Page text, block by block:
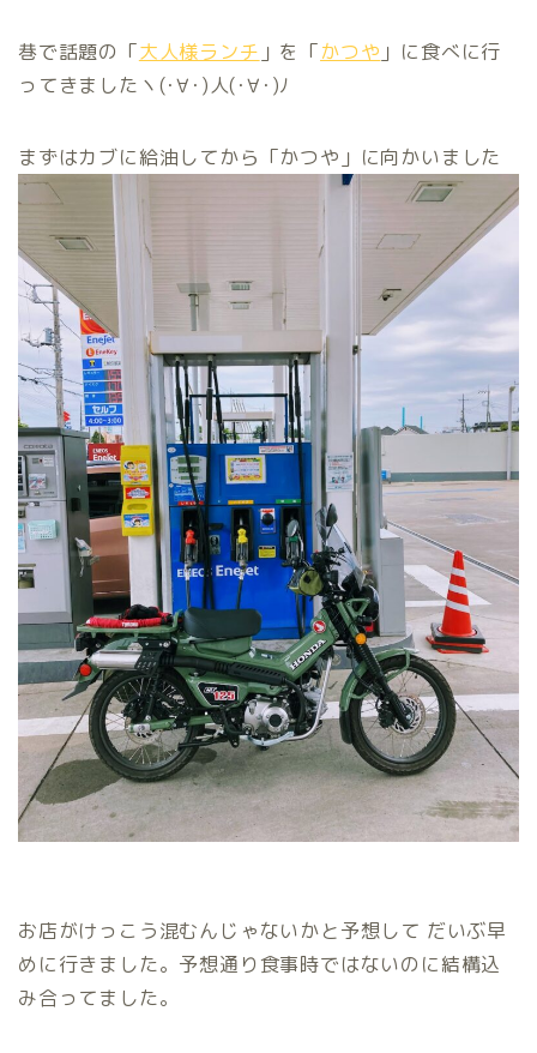
巷で話題の「大人様ランチ 」を「かつや 」に食べに行
ってきましたヽ(･∀･)人(･∀･)ﾉ
まずはカブに給油してから「かつや」に向かいました
お店がけっこう混むんじゃないかと予想して だいぶ早
めに行きました。予想通り食事時ではないのに結構込
み合ってました。